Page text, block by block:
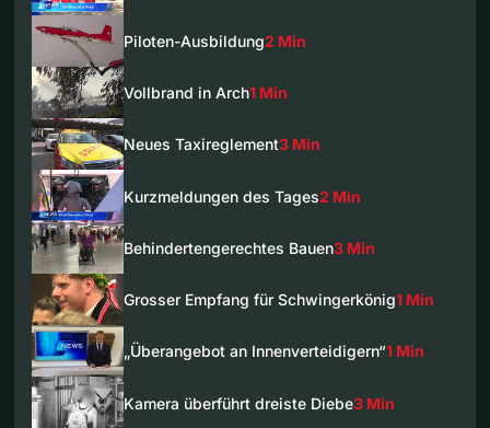
Piloten-Ausbildung2 Min
Vollbrand in Arch1 Min
Neues Taxireglement3 Min
Kurzmeldungen des Tages2 Min
Behindertengerechtes Bauen3 Min
Grosser Empfang für Schwingerkönig1 Min
„Überangebot an Innenverteidigern“1 Min
Kamera überführt dreiste Diebe3 Min